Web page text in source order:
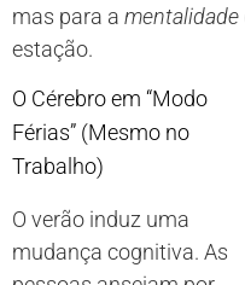
mas para a mentalidade
estação.
O Cérebro em “Modo
Férias” (Mesmo no
Trabalho)
O verão induz uma
mudança cognitiva. As